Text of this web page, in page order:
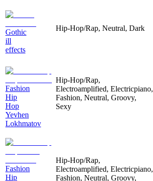
Gothic
ill
effects
Hip-Hop/Rap, Neutral, Dark
Fashion
Hip
Hop
Yevhen
Lokhmatov
Hip-Hop/Rap,
Electroamplified, Electricpiano,
Fashion, Neutral, Groovy,
Sexy
Fashion
Hip
Hip-Hop/Rap,
Electroamplified, Electricpiano,
Fashion, Neutral, Groovy,